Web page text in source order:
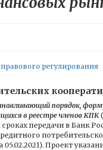
регулирования
порядок,
в реестре членов КПК
передачи в Банк
Проект